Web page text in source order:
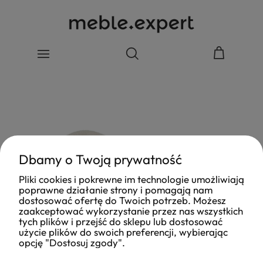
Dbamy o Twoją prywatność
Pliki cookies i pokrewne im technologie umożliwiają
poprawne działanie strony i pomagają nam
dostosować ofertę do Twoich potrzeb. Możesz
zaakceptować wykorzystanie przez nas wszystkich
tych plików i przejść do sklepu lub dostosować
użycie plików do swoich preferencji, wybierając
opcję "Dostosuj zgody".